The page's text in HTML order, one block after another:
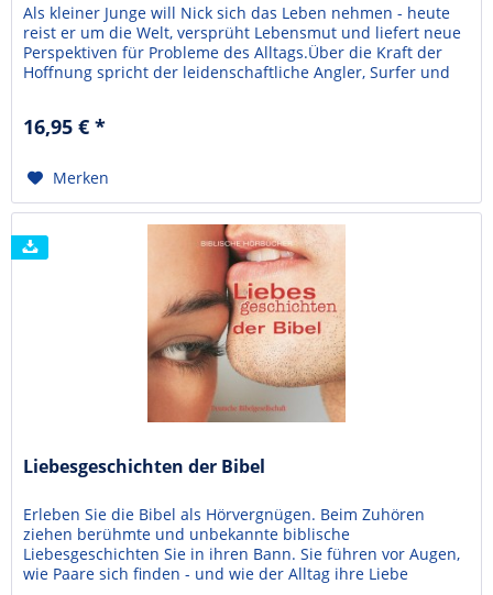
Als kleiner Junge will Nick sich das Leben nehmen - heute
reist er um die Welt, versprüht Lebensmut und liefert neue
Perspektiven für Probleme des Alltags.Über die Kraft der
Hoffnung spricht der leidenschaftliche Angler, Surfer und
oder bei Oprah Winfrey.Sein Lachen...
16,95 € *
Merken
Liebesgeschichten der Bibel
Erleben Sie die Bibel als Hörvergnügen. Beim Zuhören
ziehen berühmte und unbekannte biblische
Liebesgeschichten Sie in ihren Bann. Sie führen vor Augen,
wie Paare sich finden - und wie der Alltag ihre Liebe